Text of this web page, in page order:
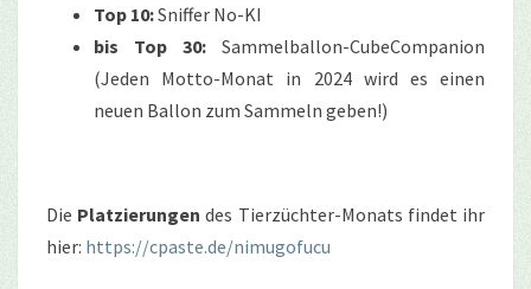
Top 10:Sniffer No-KI
bis Top 30: Sammelballon-CubeCompanion
(Jeden Motto-Monat in 2024 wird es einen
neuen Ballon zum Sammeln geben!)
Die Platzierungen des Tierzüchter-Monats findet ihr
hier: https://cpaste.de/nimugofucu